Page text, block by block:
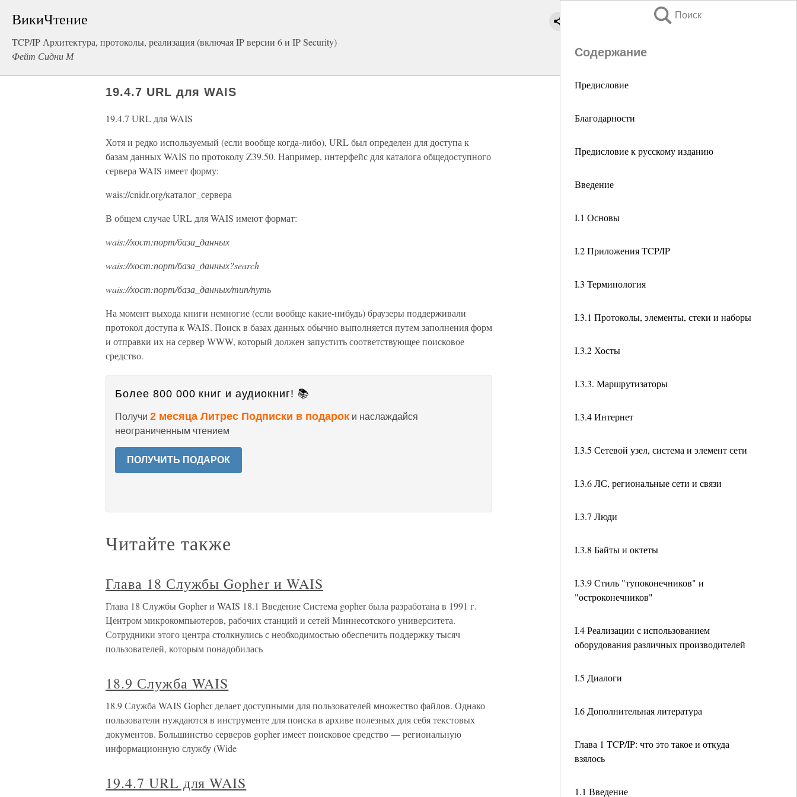
ВикиЧтение
TCP/IP Архитектура, протоколы, реализация (включая IP версии 6 и IP Security)
Фейт Сидни М
Поиск
Содержание
Предисловие
Благодарности
Предисловие к русскому изданию
Введение
I.1 Основы
I.2 Приложения TCP/IP
I.3 Терминология
I.3.1 Протоколы, элементы, стеки и наборы
I.3.2 Хосты
I.3.3. Маршрутизаторы
I.3.4 Интернет
I.3.5 Сетевой узел, система и элемент сети
I.3.6 ЛС, региональные сети и связи
I.3.7 Люди
I.3.8 Байты и октеты
I.3.9 Стиль "тупоконечников" и
"остроконечников"
I.4 Реализации с использованием
оборудования различных производителей
I.5 Диалоги
I.6 Дополнительная литература
Глава 1 TCP/IP: что это такое и откуда
взялось
1.1 Введение
19.4.7 URL для WAIS
19.4.7 URL для WAIS
Хотя и редко используемый (если вообще когда-либо), URL был определен для доступа к
базам данных WAIS по протоколу Z39.50. Например, интерфейс для каталога общедоступного
сервера WAIS имеет форму:
wais://cnidr.org/каталог_сервера
В общем случае URL для WAIS имеют формат:
wais://хост:порт/база_данных
wais://хост:порт/база_данных?search
wais://хост:порт/база_данных/тип/путь
На момент выхода книги немногие (если вообще какие-нибудь) браузеры поддерживали
протокол доступа к WAIS. Поиск в базах данных обычно выполняется путем заполнения форм
и отправки их на сервер WWW, который должен запустить соответствующее поисковое
средство.
Более 800 000 книг и аудиокниг! 📚
Получи 2 месяца Литрес Подписки в подарок и наслаждайся
неограниченным чтением
ПОЛУЧИТЬ ПОДАРОК
Читайте также
Глава 18 Службы Gopher и WAIS
Глава 18 Службы Gopher и WAIS 18.1 Введение Система gopher была разработана в 1991 г.
Центром микрокомпьютеров, рабочих станций и сетей Миннесотского университета.
Сотрудники этого центра столкнулись с необходимостью обеспечить поддержку тысяч
пользователей, которым понадобилась
18.9 Служба WAIS
18.9 Служба WAIS Gopher делает доступными для пользователей множество файлов. Однако
пользователи нуждаются в инструменте для поиска в архиве полезных для себя текстовых
документов. Большинство серверов gopher имеет поисковое средство — региональную
информационную службу (Wide
19.4.7 URL для WAIS